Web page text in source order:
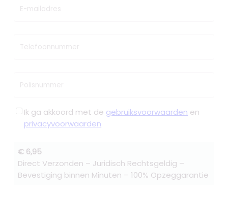
E-mailadres
Telefoonnummer
Polisnummer
Ik ga akkoord met de gebruiksvoorwaarden en
privacyvoorwaarden
€ 6,95
Direct Verzonden – Juridisch Rechtsgeldig –
Bevestiging binnen Minuten – 100% Opzeggarantie